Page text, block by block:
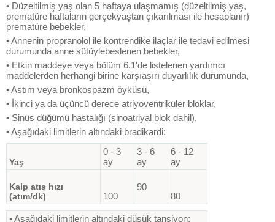
• Düzeltilmiş yaş olan 5 haftaya ulaşmamış (düzeltilmiş yaş,
prematüre haftaların gerçekyaştan çıkarılması ile hesaplanır)
prematüre bebekler,
• Annenin propranolol ile kontrendike ilaçlar ile tedavi edilmesi
durumunda anne sütüylebeslenen bebekler,
• Etkin maddeye veya bölüm 6.1'de listelenen yardımcı
maddelerden herhangi birine karşıaşırı duyarlılık durumunda,
• Astım veya bronkospazm öyküsü,
• İkinci ya da üçüncü derece atriyoventriküler bloklar,
• Sinüs düğümü hastalığı (sinoatriyal blok dahil),
• Aşağıdaki limitlerin altındaki bradikardi:
Yaş
0 - 3
ay
3 - 6
ay
6 - 12
ay
Kalp atış hızı
(atım/dk)
100
90
80
• Aşağıdaki limitlerin altındaki düşük tansiyon: